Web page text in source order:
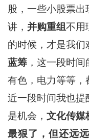
股，一些小股票
讲， 并购重组不用
的时候，才是我
蓝筹，这一段时间
有色，电力等等，
近一段时间我也提
是机会， 文化传媒
最狠了，但还远